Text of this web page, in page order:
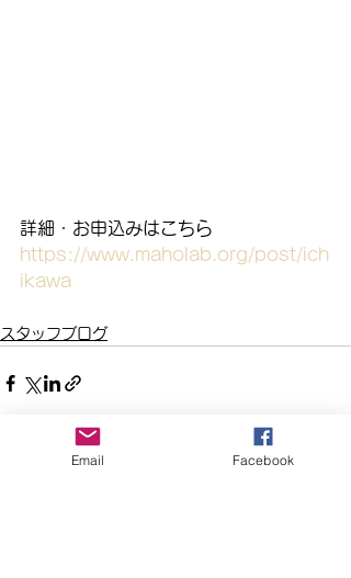
詳細・お申込みはこちら
https://www.maholab.org/post/ich
ikawa
スタッフブログ
Email Facebook